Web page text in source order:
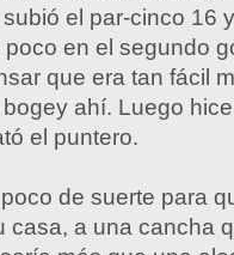
el par-cinco 16
en el segundo
que era tan fácil
ahí. Luego
el puntero.
de suerte para
casa, a una cancha